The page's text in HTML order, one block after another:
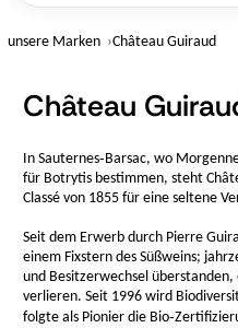
unsere Marken Château Guiraud
Château
In Sauternes‑Barsac, wo
für Botrytis bestimmen, steht
Classé von 1855 für eine seltene
Seit dem Erwerb durch Pierre
einem Fixstern des Süßweins;
und Besitzerwechsel überstanden,
verlieren. Seit 1996 wird
folgte als Pionier die